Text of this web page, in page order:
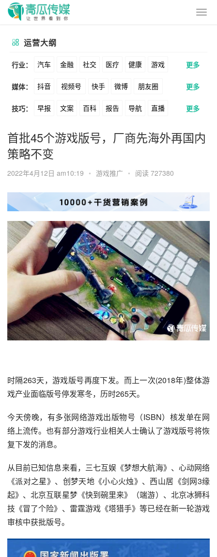
运营大纲
行业： 汽车 金融 社交 医疗 健康 游戏
动漫 美妆 美食 家装 教育 婚纱
酒旅 母婴 宠物 文娱 跨境 科技
广告 元宇宙 房地产
更多
媒体： 抖音 视频号 快手 微博 朋友圈
公众号 B站 小红书 头条 知乎
Soul 360 百度 搜狗 爱奇艺 美柚
美图
Tiktok Yahoo Bing
更多
技巧： 早报 文案 百科 报告 导航 直播
卖货 脚本 话术 电商 私域 社群
涨粉
数据 拉新 活动 用户 游戏 海外
元宇宙 跨境 青瓜通
更多
首批45个游戏版号，厂商先海外再国内
策略不变
2022年4月12日 am10:19 • 游戏推广 • 阅读 727380
时隔263天， 游戏版号再度下发。而上一次(2018年)整体游
戏产业面临版号停发寒冬，历时265天。
今天傍晚，有多张网络游戏出版物号（ISBN）核发单在网
络上流传。也有部分游戏行业相关人士确认了游戏版号将恢
复下发的消息。
从目前已知信息来看，三七互娱《梦想大航海》、心动网络
《派对之星》、创梦天地《小心火烛》、西山居《剑网3缘
起》、北京互联星梦《快到碗里来》（端游）、北京冰狮科
技《冒了个险》、雷霆游戏《塔猎手》等已经在新一轮游戏
审核中获批版号。